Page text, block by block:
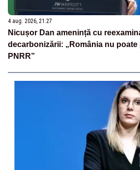
4 aug. 2026, 21:27
Nicușor Dan amenință cu
decarbonizării: „România nu
PNRR”